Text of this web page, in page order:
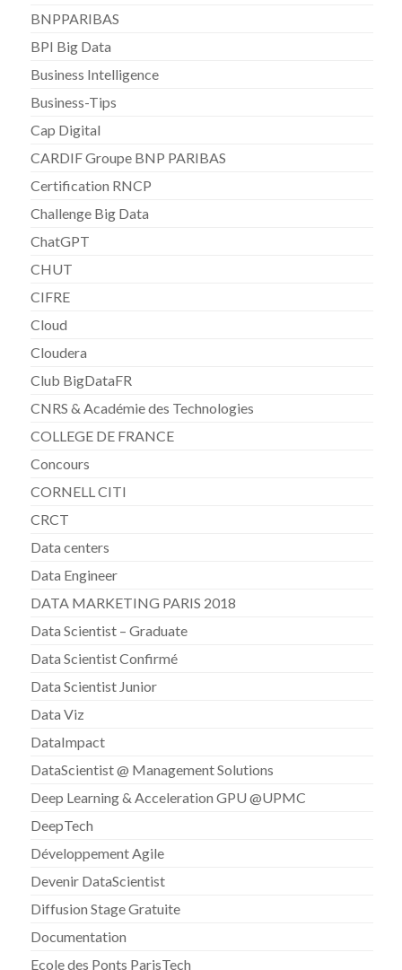
BNPPARIBAS
BPI Big Data
Business Intelligence
Business-Tips
Cap Digital
CARDIF Groupe BNP PARIBAS
Certification RNCP
Challenge Big Data
ChatGPT
CHUT
CIFRE
Cloud
Cloudera
Club BigDataFR
CNRS & Académie des Technologies
COLLEGE DE FRANCE
Concours
CORNELL CITI
CRCT
Data centers
Data Engineer
DATA MARKETING PARIS 2018
Data Scientist – Graduate
Data Scientist Confirmé
Data Scientist Junior
Data Viz
DataImpact
DataScientist @ Management Solutions
Deep Learning & Acceleration GPU @UPMC
DeepTech
Développement Agile
Devenir DataScientist
Diffusion Stage Gratuite
Documentation
Ecole des Ponts ParisTech